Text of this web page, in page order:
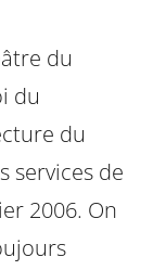
du
du
du
services de
2006. On